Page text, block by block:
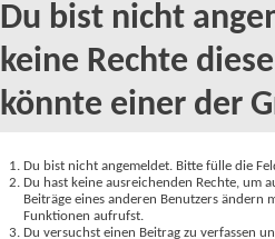
Du bist nicht
keine Rechte
könnte einer der
Du bist nicht angemeldet. Bitte fülle die
Du hast keine ausreichenden Rechte, um
Beiträge eines anderen Benutzers
Funktionen aufrufst.
Du versuchst einen Beitrag zu verfassen